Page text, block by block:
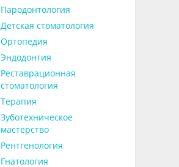
Пародонтология
Детская стоматология
Ортопедия
Эндодонтия
Реставрационная
стоматология
Терапия
Зуботехническое
мастерство
Рентгенология
Гнатология